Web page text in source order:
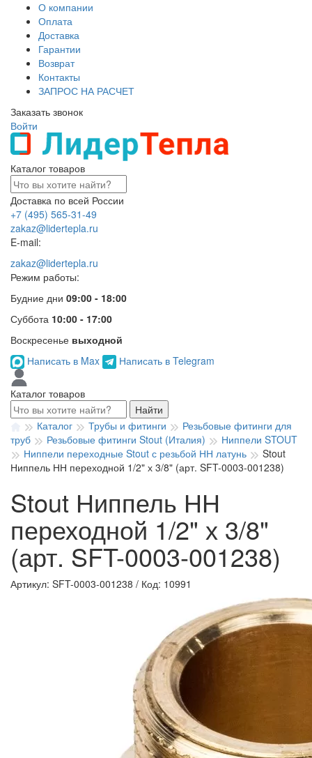
О компании
Оплата
Доставка
Гарантии
Возврат
Контакты
ЗАПРОС НА РАСЧЕТ
Заказать звонок
Войти
Каталог товаров
Доставка по всей России
+7 (495) 565-31-49
zakaz@lidertepla.ru
E-mail:
zakaz@lidertepla.ru
Режим работы:
Будние дни 09:00 - 18:00
Суббота 10:00 - 17:00
Воскресенье выходной
Написать в Max
Написать в Telegram
Каталог товаров
Найти
Каталог
Трубы и фитинги
Резьбовые фитинги для
труб
Резьбовые фитинги Stout (Италия)
Ниппели STOUT
Ниппели переходные Stout с резьбой НН латунь
Stout
Ниппель НН переходной 1/2" х 3/8" (арт. SFT-0003-001238)
Stout Ниппель НН
переходной 1/2" х 3/8"
(арт. SFT-0003-001238)
Артикул: SFT-0003-001238 / Код: 10991